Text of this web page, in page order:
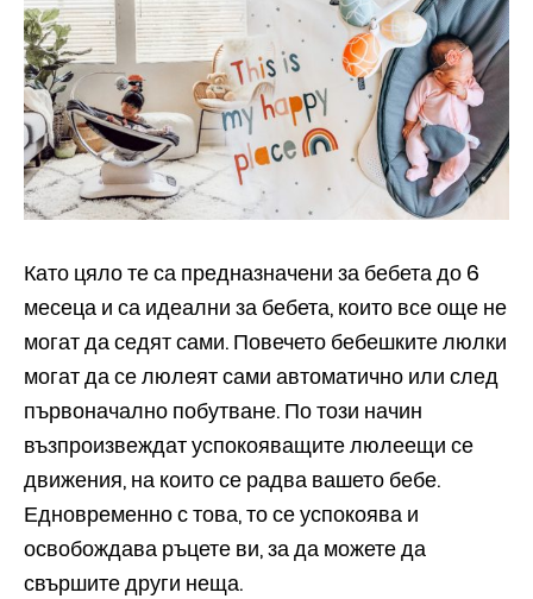
Като цяло те са предназначени за бебета до 6
месеца и са идеални за бебета, които все още не
могат да седят сами. Повечето бебешките люлки
могат да се люлеят сами автоматично или след
първоначално побутване. По този начин
възпроизвеждат успокояващите люлеещи се
движения, на които се радва вашето бебе.
Едновременно с това, то се успокоява и
освобождава ръцете ви, за да можете да
свършите други неща.